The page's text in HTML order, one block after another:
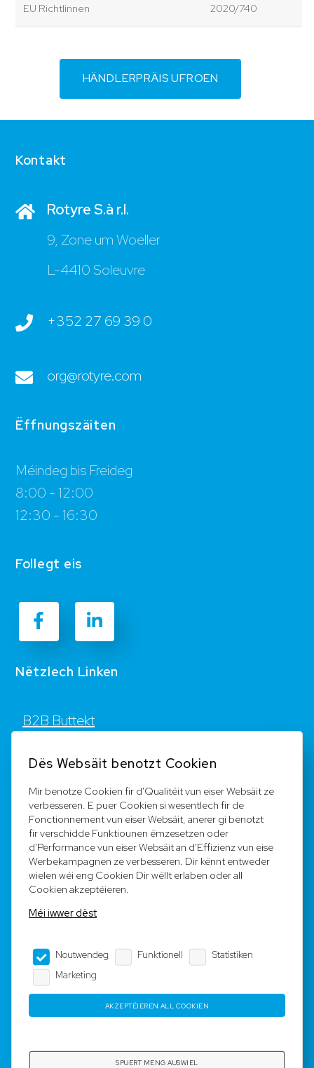
EU Richtlinnen 2020/740
HÄNDLERPRÄIS UFROEN
Kontakt
Rotyre S.à r.l.
9, Zone um Woeller
L-4410 Soleuvre
+352 27 69 39 0
org@rotyre.com
Ëffnungszäiten
Méindeg bis Freideg
8:00 - 12:00
12:30 - 16:30
Follegt eis
Nëtzlech Linken
B2B Buttekt
Registréieren
Equipe
Legal Notice
Impressum
Dateschutz
Dës Websäit benotzt Cookien
Mir benotze Cookien fir d'Qualitéit vun eiser Websäit ze
verbesseren. E puer Cookien si wesentlech fir de
Fonctionnement vun eiser Websäit, anerer gi benotzt
fir verschidde Funktiounen ëmzesetzen oder
d'Performance vun eiser Websäit an d'Effizienz vun eise
Werbekampagnen ze verbesseren. Dir kënnt entweder
wielen wéi eng Cookien Dir wëllt erlaben oder all
Cookien akzeptéieren.
Méi iwwer dëst
Noutwendeg Funktionell
Statistiken
Marketing
AKZEPTÉIEREN ALL COOKIEN
SPUERT MENG AUSWIEL